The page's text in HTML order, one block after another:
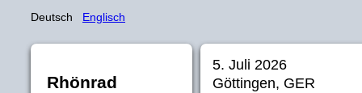
Deutsch Englisch
Rhönrad
5. Juli 2026
Göttingen, GER